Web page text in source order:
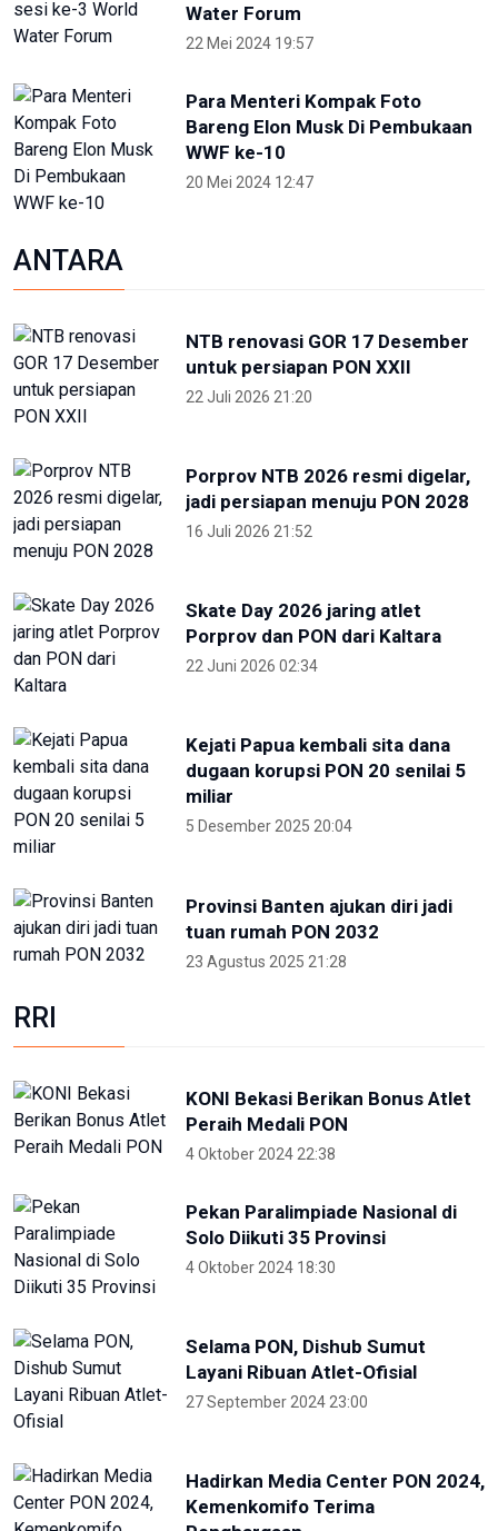
Water Forum
22 Mei 2024 19:57
Para Menteri Kompak Foto
Bareng Elon Musk Di Pembukaan
WWF ke-10
20 Mei 2024 12:47
ANTARA
NTB renovasi GOR 17 Desember
untuk persiapan PON XXII
22 Juli 2026 21:20
Porprov NTB 2026 resmi digelar,
jadi persiapan menuju PON 2028
16 Juli 2026 21:52
Skate Day 2026 jaring atlet
Porprov dan PON dari Kaltara
22 Juni 2026 02:34
Kejati Papua kembali sita dana
dugaan korupsi PON 20 senilai 5
miliar
5 Desember 2025 20:04
Provinsi Banten ajukan diri jadi
tuan rumah PON 2032
23 Agustus 2025 21:28
RRI
KONI Bekasi Berikan Bonus Atlet
Peraih Medali PON
4 Oktober 2024 22:38
Pekan Paralimpiade Nasional di
Solo Diikuti 35 Provinsi
4 Oktober 2024 18:30
Selama PON, Dishub Sumut
Layani Ribuan Atlet-Ofisial
27 September 2024 23:00
Hadirkan Media Center PON 2024,
Kemenkomifo Terima